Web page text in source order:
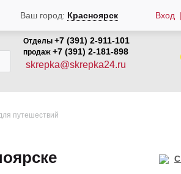
Ваш город: Красноярск Вход
Отделы +7 (391) 2-911-101
продаж +7 (391) 2-181-898
skrepka@skrepka24.ru
путешествий